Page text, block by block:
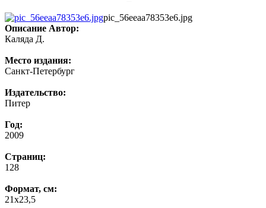
pic_56eeaa78353e6.jpg
Описание Автор:
Каляда Д.
Место издания:
Санкт-Петербург
Издательство:
Питер
Год:
2009
Страниц:
128
Формат, см:
21х23,5